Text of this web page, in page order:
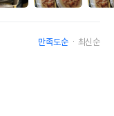
만족도순 최신순